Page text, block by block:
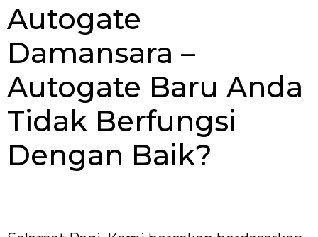
Autogate
Damansara –
Autogate Baru Anda
Tidak Berfungsi
Dengan Baik?